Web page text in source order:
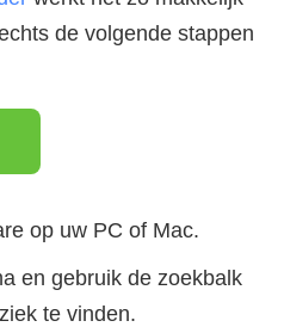
de volgende stappen
op uw PC of Mac.
en gebruik de zoekbalk
te vinden.